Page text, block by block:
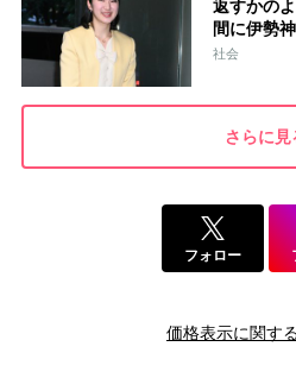
返すかの
間に伊勢
ガポール
社会
さらに見
フォロー
価格表示に関す